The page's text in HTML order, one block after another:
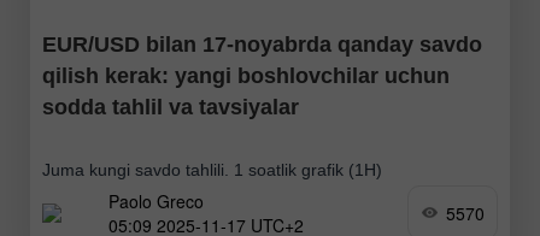
EUR/USD bilan 17-noyabrda qanday savdo
qilish kerak: yangi boshlovchilar uchun
sodda tahlil va tavsiyalar
Juma kungi savdo tahlili. 1 soatlik grafik (1H)
Paolo Greco
05:09 2025-11-17 UTC+2
5570